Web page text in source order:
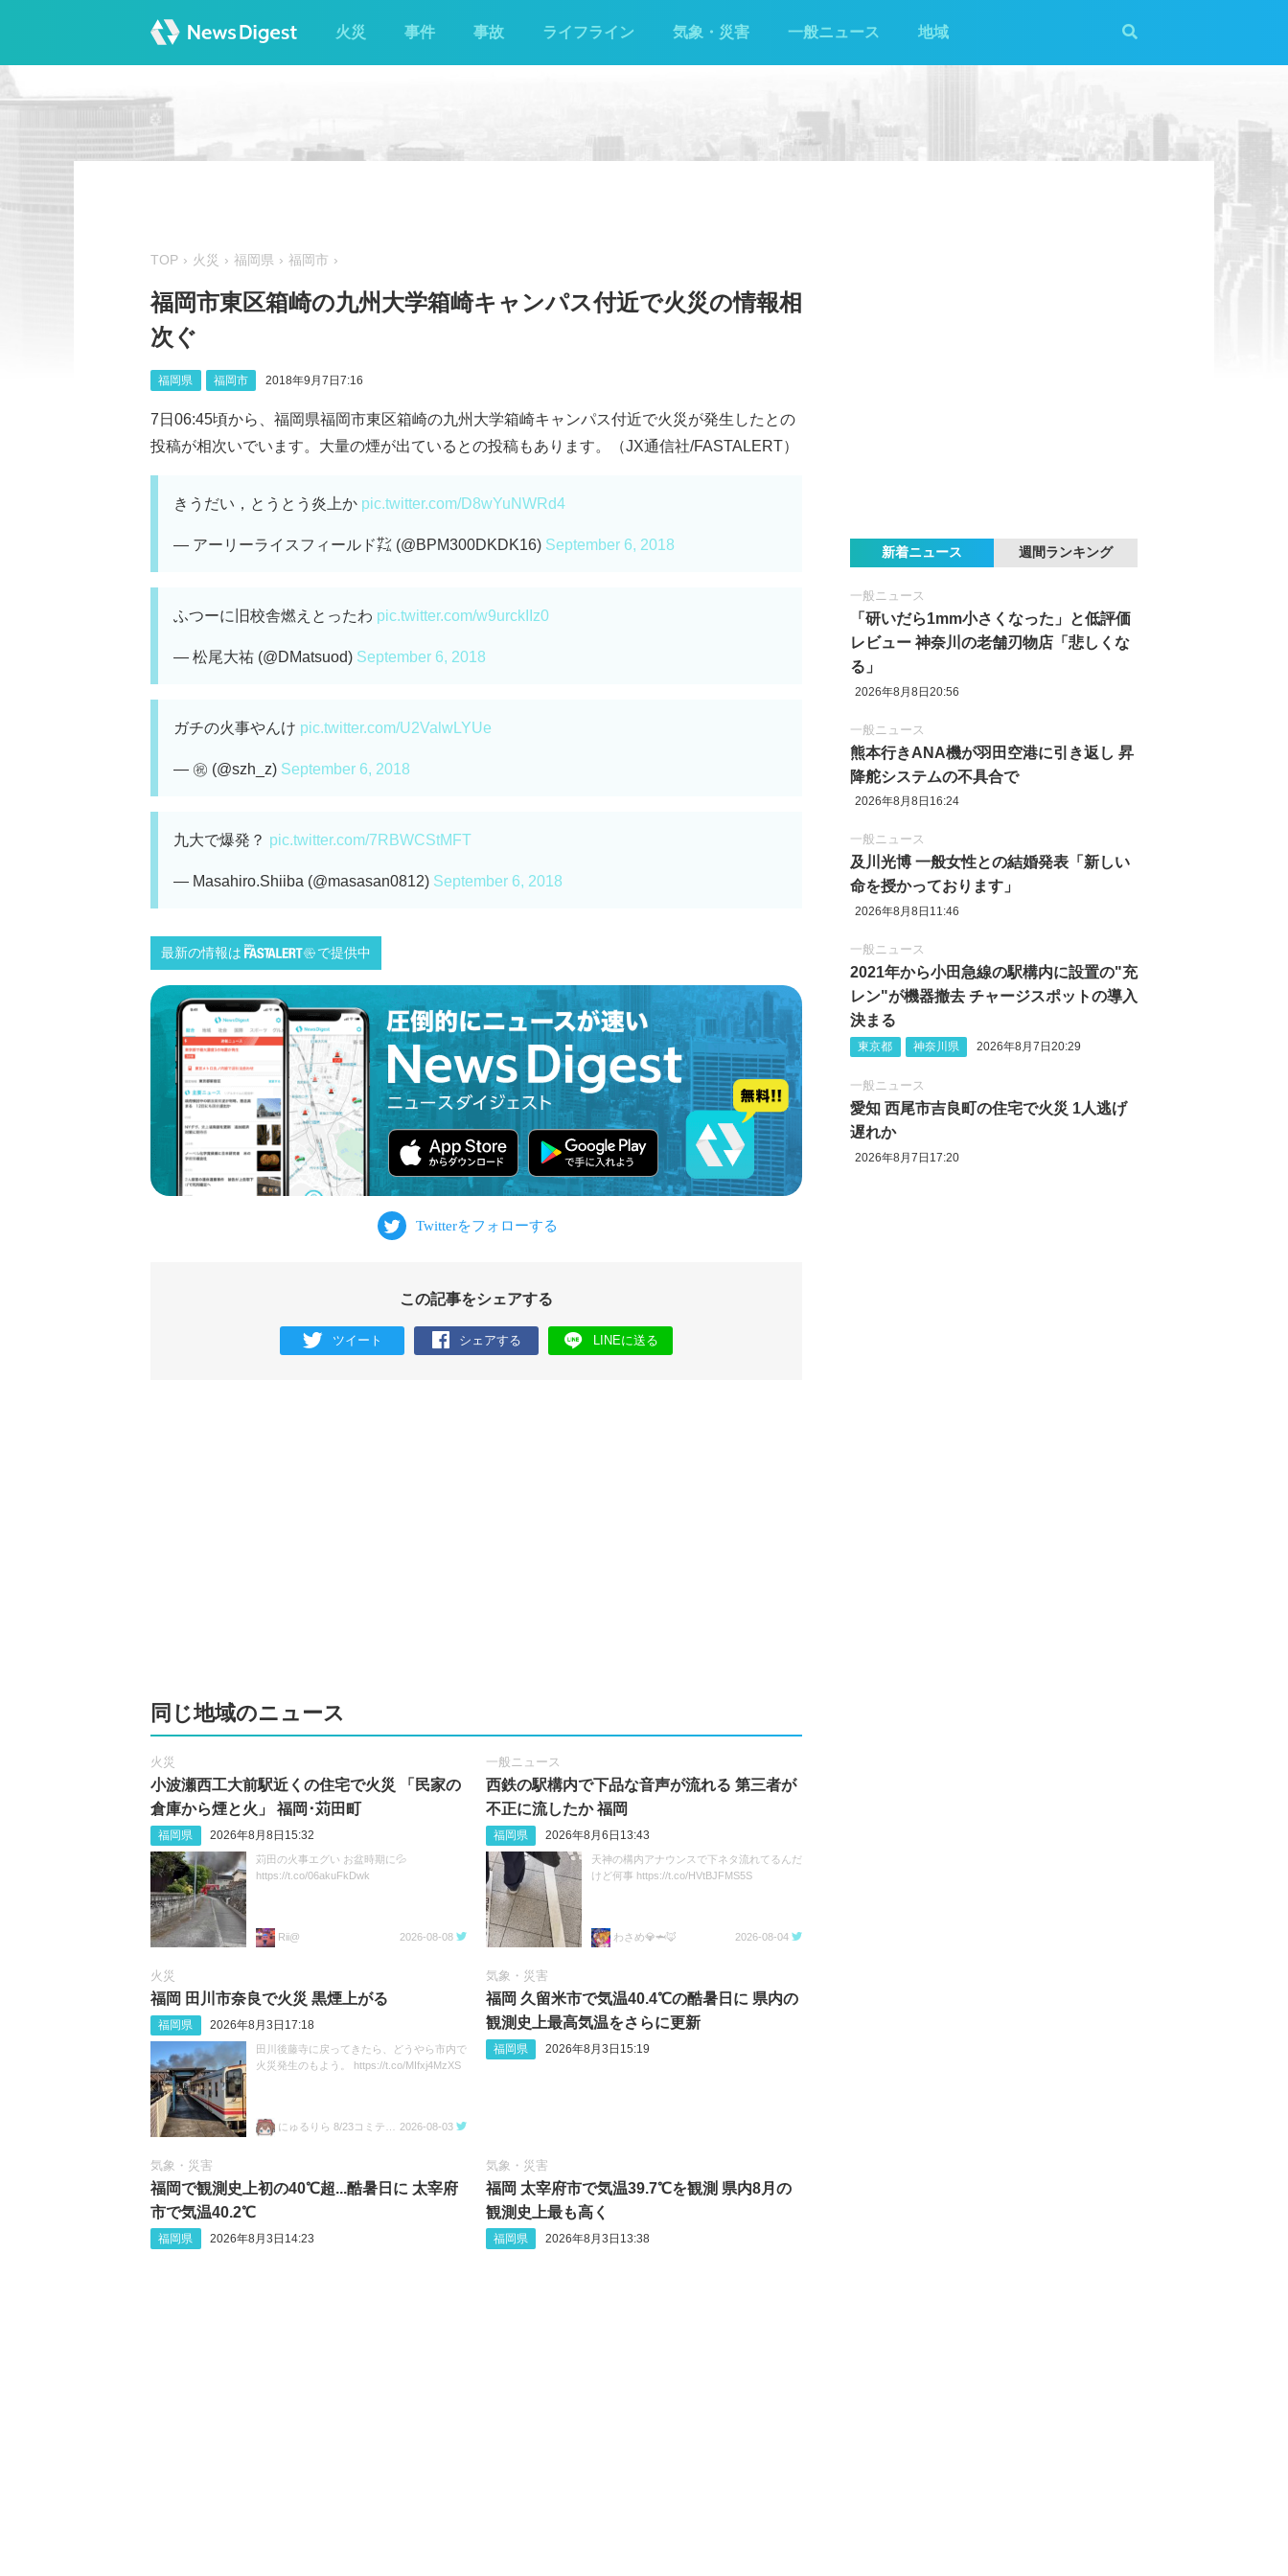
火災 事件 事故 ライフライン 気象・災害 一般ニュース 地域
TOP 火災 福岡県 福岡市
福岡市東区箱崎の九州大学箱崎キャンパス付近で火災の情報相
次ぐ
福岡県 福岡市 2018年9月7日7:16
7日06:45頃から、福岡県福岡市東区箱崎の九州大学箱崎キャンパス付近で火災が発生したとの
投稿が相次いでいます。大量の煙が出ているとの投稿もあります。（JX通信社/FASTALERT）
きうだい，とうとう炎上か pic.twitter.com/D8wYuNWRd4
— アーリーライスフィールド㌠ (@BPM300DKDK16) September 6, 2018
ふつーに旧校舎燃えとったわ pic.twitter.com/w9urckIIz0
— 松尾大祐 (@DMatsuod) September 6, 2018
ガチの火事やんけ pic.twitter.com/U2ValwLYUe
— ㊗️ (@szh_z) September 6, 2018
九大で爆発？ pic.twitter.com/7RBWCStMFT
— Masahiro.Shiiba (@masasan0812) September 6, 2018
最新の情報は で提供中
この記事をシェアする
ツイート シェアする LINEに送る
同じ地域のニュース
火災
小波瀬西工大前駅近くの住宅で火災 「民家の
倉庫から煙と火」 福岡･苅田町
福岡県 2026年8月8日15:32
苅田の火事エグい お盆時期に💦
https://t.co/06akuFkDwk
Rii@ 2026-08-08
一般ニュース
西鉄の駅構内で下品な音声が流れる 第三者が
不正に流したか 福岡
福岡県 2026年8月6日13:43
天神の構内アナウンスで下ネタ流れてるんだ
けど何事 https://t.co/HVtBJFMS5S
わさめ💎🦈🦊 2026-08-04
火災
福岡 田川市奈良で火災 黒煙上がる
福岡県 2026年8月3日17:18
田川後藤寺に戻ってきたら、どうやら市内で
火災発生のもよう。 https://t.co/MIfxj4MzXS
2026-08-03
気象・災害
福岡 久留米市で気温40.4℃の酷暑日に 県内の
観測史上最高気温をさらに更新
福岡県 2026年8月3日15:19
気象・災害
福岡で観測史上初の40℃超...酷暑日に 太宰府
市で気温40.2℃
福岡県 2026年8月3日14:23
気象・災害
福岡 太宰府市で気温39.7℃を観測 県内8月の
観測史上最も高く
福岡県 2026年8月3日13:38
新着ニュース 週間ランキング
一般ニュース
「研いだら1mm小さくなった」と低評価
レビュー 神奈川の老舗刃物店「悲しくな
る」
2026年8月8日20:56
一般ニュース
熊本行きANA機が羽田空港に引き返し 昇
降舵システムの不具合で
2026年8月8日16:24
一般ニュース
及川光博 一般女性との結婚発表「新しい
命を授かっております」
2026年8月8日11:46
一般ニュース
2021年から小田急線の駅構内に設置の"充
レン"が機器撤去 チャージスポットの導入
決まる
東京都 神奈川県 2026年8月7日20:29
一般ニュース
愛知 西尾市吉良町の住宅で火災 1人逃げ
遅れか
2026年8月7日17:20